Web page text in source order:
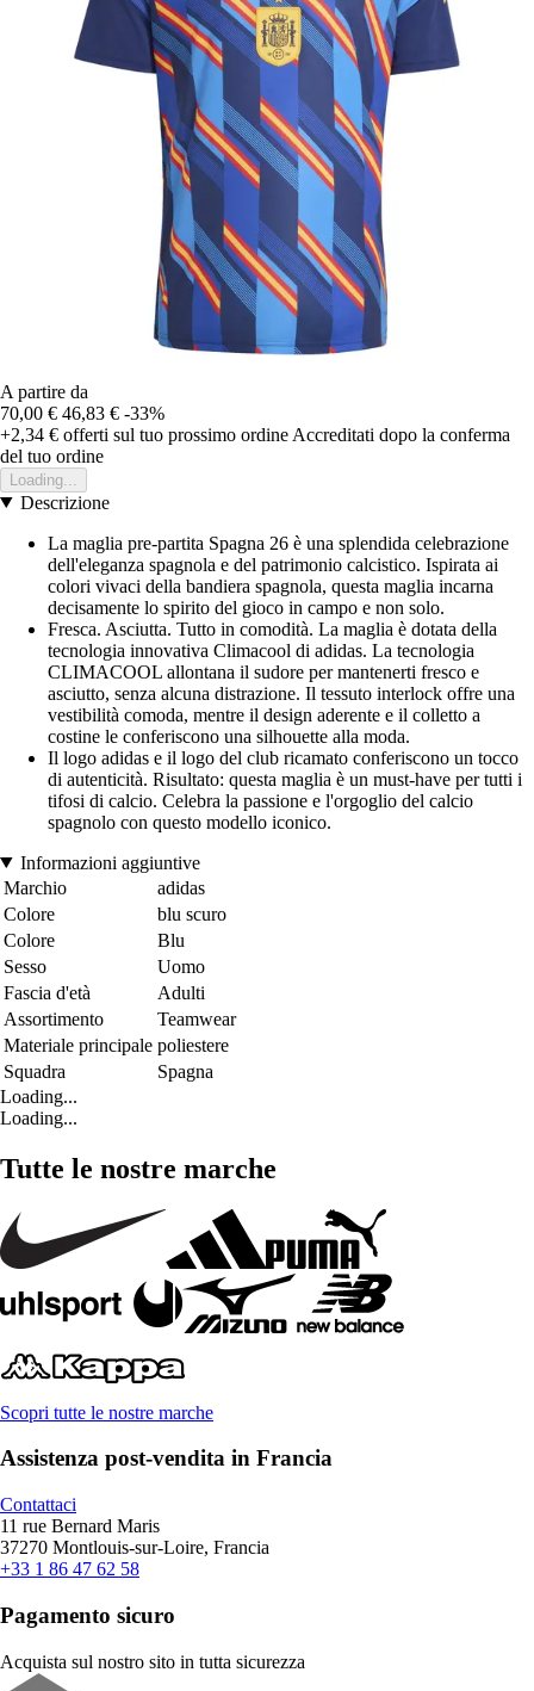
A partire da
70,00 € 46,83 € -33%
+2,34 € offerti sul tuo prossimo ordine Accreditati dopo la conferma
del tuo ordine
Loading...
Descrizione
La maglia pre-partita Spagna 26 è una splendida celebrazione
dell'eleganza spagnola e del patrimonio calcistico. Ispirata ai
colori vivaci della bandiera spagnola, questa maglia incarna
decisamente lo spirito del gioco in campo e non solo.
Fresca. Asciutta. Tutto in comodità. La maglia è dotata della
tecnologia innovativa Climacool di adidas. La tecnologia
CLIMACOOL allontana il sudore per mantenerti fresco e
asciutto, senza alcuna distrazione. Il tessuto interlock offre una
vestibilità comoda, mentre il design aderente e il colletto a
costine le conferiscono una silhouette alla moda.
Il logo adidas e il logo del club ricamato conferiscono un tocco
di autenticità. Risultato: questa maglia è un must-have per tutti i
tifosi di calcio. Celebra la passione e l'orgoglio del calcio
spagnolo con questo modello iconico.
Informazioni aggiuntive
Marchio
adidas
Colore
blu scuro
Colore
Blu
Sesso
Uomo
Fascia d'età
Adulti
Assortimento
Teamwear
Materiale principale poliestere
Squadra
Spagna
Loading...
Loading...
Tutte le nostre marche
Scopri tutte le nostre marche
Assistenza post-vendita in Francia
Contattaci
11 rue Bernard Maris
37270 Montlouis-sur-Loire, Francia
+33 1 86 47 62 58
Pagamento sicuro
Acquista sul nostro sito in tutta sicurezza